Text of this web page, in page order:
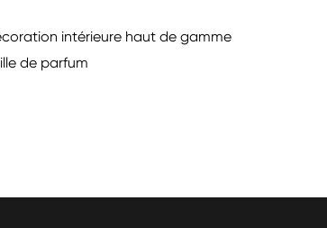
intérieure haut de gamme
de parfum